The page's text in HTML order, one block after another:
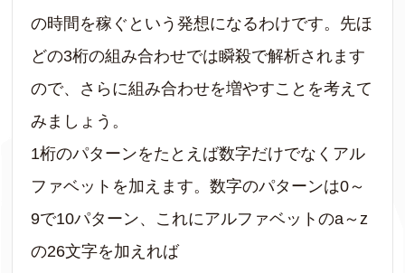
の時間を稼ぐという発想になるわけです。先ほ
どの3桁の組み合わせでは瞬殺で解析されます
ので、さらに組み合わせを増やすことを考えて
みましょう。
1桁のパターンをたとえば数字だけでなくアル
ファベットを加えます。数字のパターンは0～
9で10パターン、これにアルファベットのa～z
の26文字を加えれば